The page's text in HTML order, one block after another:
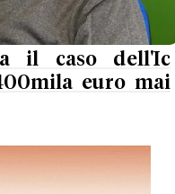
il caso dell'Ic
euro mai